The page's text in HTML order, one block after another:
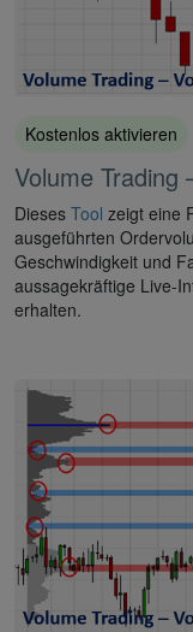
Kostenlos aktivieren
Volume Trading
Dieses Tool zeigt eine
ausgeführten
Geschwindigkeit und
aussagekräftige Live-
erhalten.